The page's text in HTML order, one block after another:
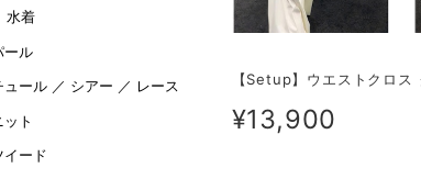
水着
ール
ュール ／ シアー ／ レース
ット
イード
【Setup】ウエストクロ
¥13,900